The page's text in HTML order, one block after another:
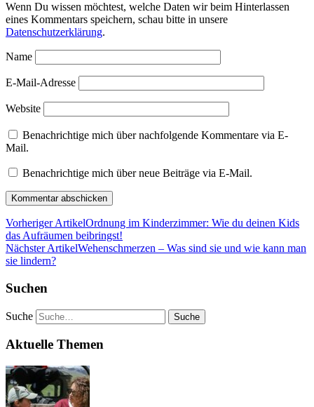
Wenn Du wissen möchtest, welche Daten wir beim Hinterlassen
eines Kommentars speichern, schau bitte in unsere
Datenschutzerklärung.
Name
E-Mail-Adresse
Website
Benachrichtige mich über nachfolgende Kommentare via E-
Mail.
Benachrichtige mich über neue Beiträge via E-Mail.
Vorheriger ArtikelOrdnung im Kinderzimmer: Wie du deinen Kids
das Aufräumen beibringst!
Nächster ArtikelWehenschmerzen – Was sind sie und wie kann man
sie lindern?
Suchen
Suche
Aktuelle Themen